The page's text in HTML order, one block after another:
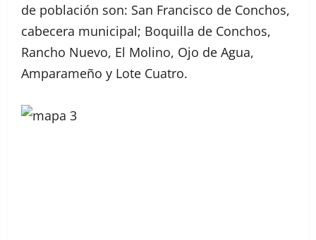
de población son: San Francisco de Conchos,
cabecera municipal; Boquilla de Conchos,
Rancho Nuevo, El Molino, Ojo de Agua,
Amparameño y Lote Cuatro.